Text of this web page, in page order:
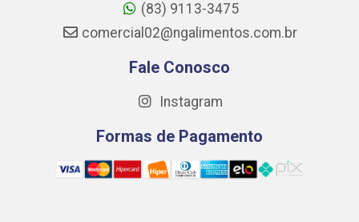
(83) 9113-3475
comercial02@ngalimentos.com.br
Fale Conosco
Instagram
Formas de Pagamento